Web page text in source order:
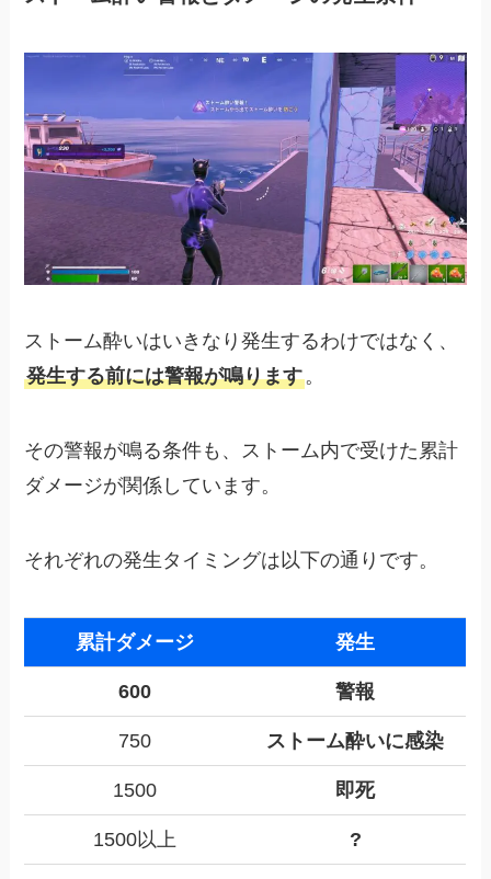
ストーム酔いはいきなり発生するわけではなく、
発生する前には警報が鳴ります。
その警報が鳴る条件も、ストーム内で受けた累計
ダメージが関係しています。
それぞれの発生タイミングは以下の通りです。
累計ダメージ 発生
600 警報
750 ストーム酔いに感染
1500 即死
1500以上 ?